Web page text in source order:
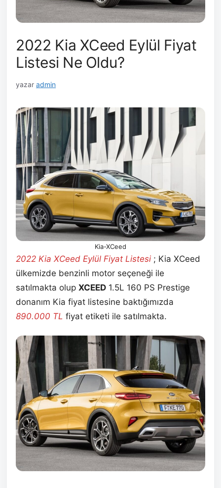
2022 Kia XCeed Eylül Fiyat
Listesi Ne Oldu?
yazar admin
Kia-XCeed
2022 Kia XCeed Eylül Fiyat Listesi ; Kia XCeed
ülkemizde benzinli motor seçeneği ile
satılmakta olup XCEED 1.5L 160 PS Prestige
donanım Kia fiyat listesine baktığımızda
890.000 TL fiyat etiketi ile satılmakta.